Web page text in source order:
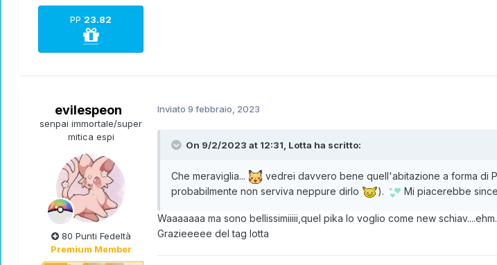
PP 23.82
evilespeon
senpai immortale/super
mitica espi
80 Punti Fedeltà
Premium Member
Inviato 9 febbraio, 2023
On 9/2/2023 at 12:31, Lotta ha scritto:
Che meraviglia...
vedrei davvero bene quell'abitazione a forma di
probabilmente non serviva neppure dirlo
). Mi piacerebbe
Waaaaaaa ma sono bellissimiiiii,quel pika lo voglio come new
Grazieeeee del tag lotta